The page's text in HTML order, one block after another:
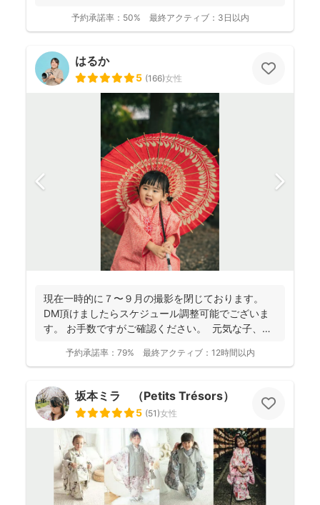
予約承諾率： 50% 最終アクティブ： 3日以内
はるか
5 (166)女性
現在一時的に７〜９月の撮影を閉じております。
DM頂けましたらスケジュール調整可能でございま
す。 お手数ですがご確認ください。 元気な子、人
予約承諾率： 79% 最終アクティブ： 12時間以内
坂本ミラ （Petits Trésors）
5 (51)女性